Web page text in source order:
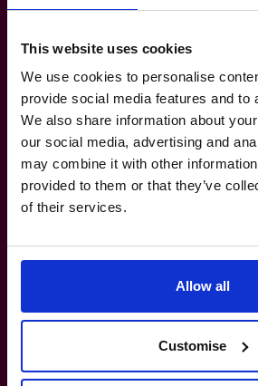
This website uses cookies
We use cookies to personalise
provide social media features and to
We also share information about
our social media, advertising and
may combine it with other
provided to them or that they’ve
of their services.
Allow all
Customise
Antworten könnten Ihnen ebenfalls
+49 69 66 55 42 28
Muss ich ein Großprojekt
CFO zu bekommen?
Handelt es sich um eine
Verpflichtung?
Geschäftsführer oder
dadurch ersetzt?